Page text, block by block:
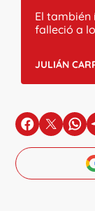
El también
falleció a
JULIÁN
en Facebook
en Xen